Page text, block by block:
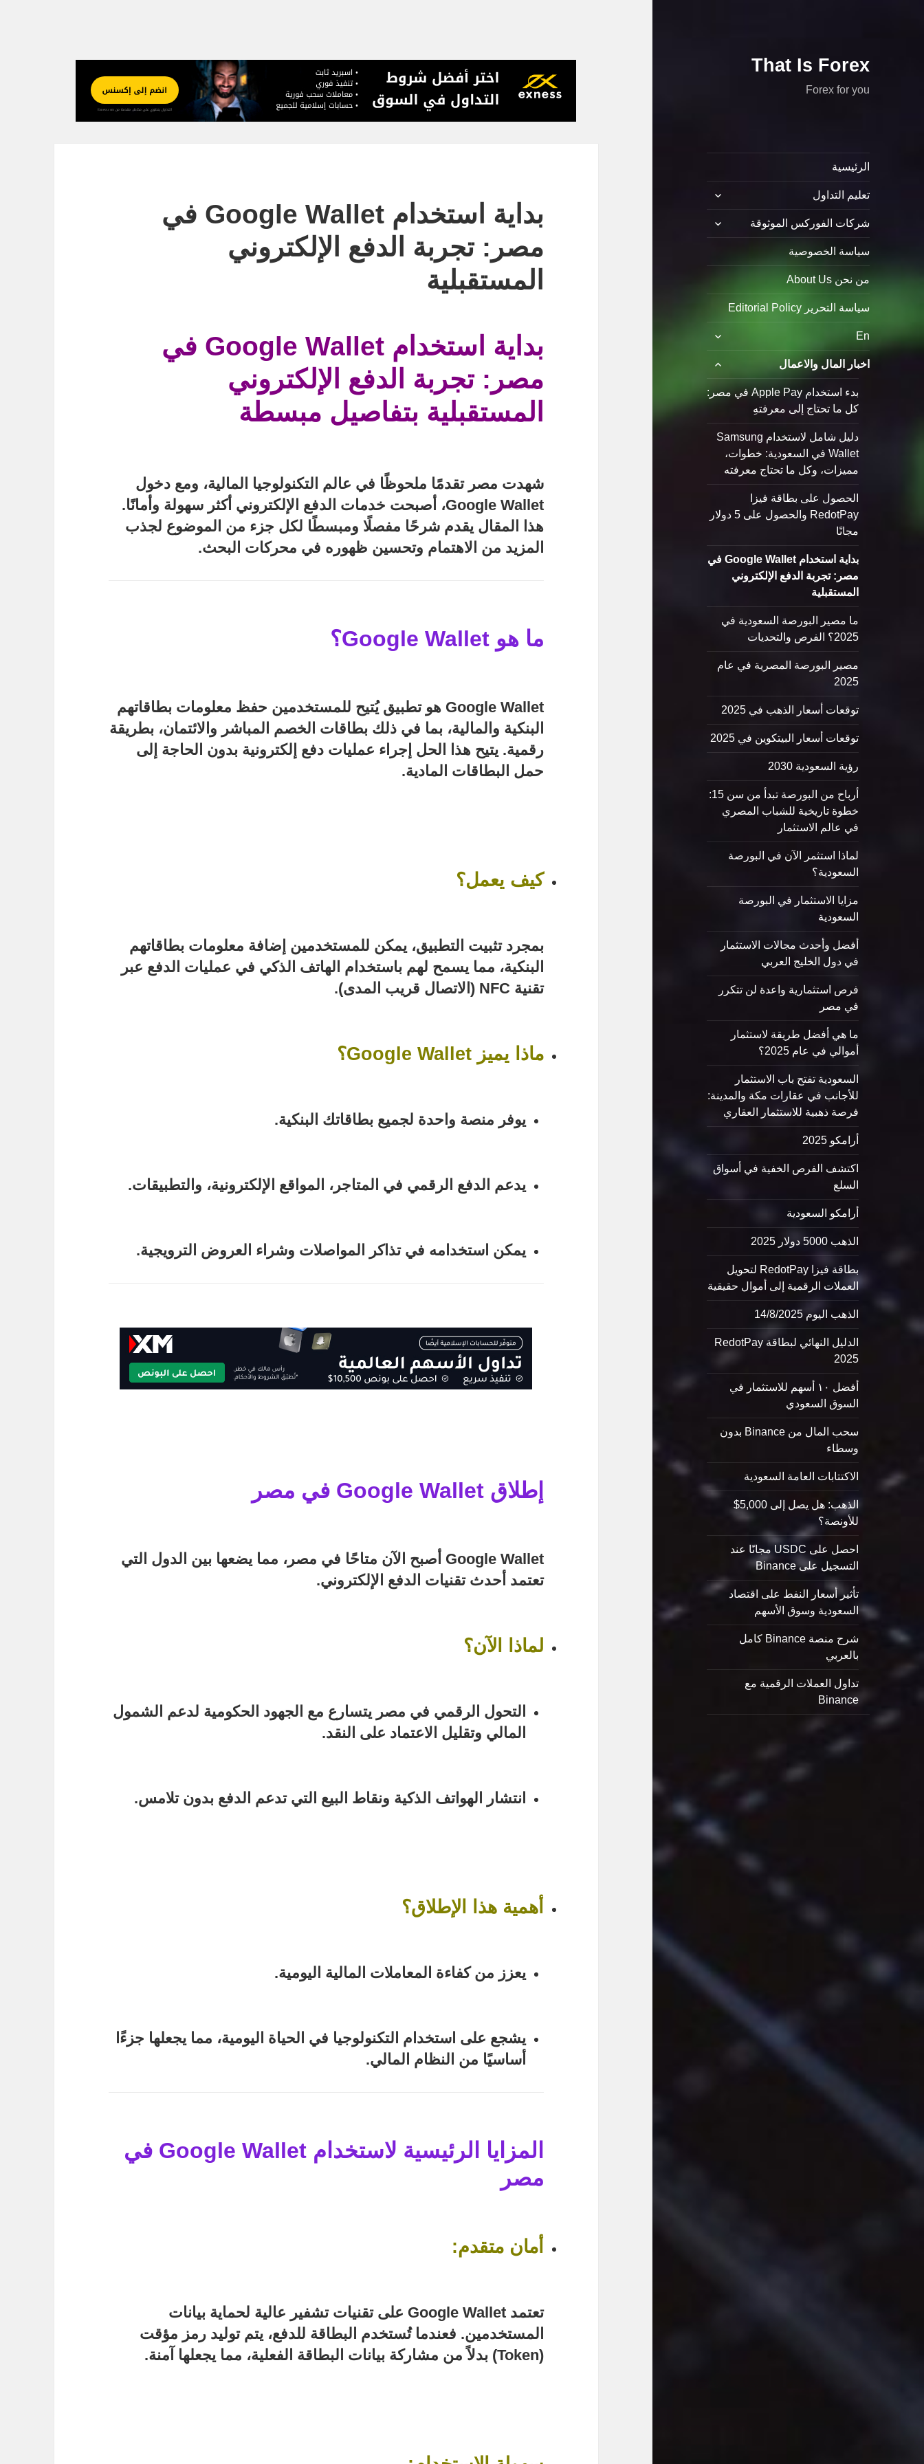
That Is Forex
Forex for you
الرئيسية
تعليم التداول
شركات الفوركس الموثوقة
سياسة الخصوصية
من نحن About Us
سياسة التحرير Editorial Policy
En
اخبار المال والاعمال
بدء استخدام Apple Pay في مصر:
كل ما تحتاج إلى معرفتهِ
دليل شامل لاستخدام Samsung
Wallet في السعودية: خطوات،
مميزات، وكل ما تحتاج معرفته
الحصول على بطاقة فيزا
RedotPay والحصول على 5 دولار
مجانًا
بداية استخدام Google Wallet في
مصر: تجربة الدفع الإلكتروني
المستقبلية
ما مصير البورصة السعودية في
2025؟ الفرص والتحديات
مصير البورصة المصرية في عام
2025
توقعات أسعار الذهب في 2025
توقعات أسعار البيتكوين في 2025
رؤية السعودية 2030
أرباح من البورصة تبدأ من سن 15:
خطوة تاريخية للشباب المصري
في عالم الاستثمار
لماذا استثمر الآن في البورصة
السعودية؟
مزايا الاستثمار في البورصة
السعودية
أفضل وأحدث مجالات الاستثمار
في دول الخليج العربي
فرص استثمارية واعدة لن تتكرر
في مصر
ما هي أفضل طريقة لاستثمار
أموالي في عام 2025؟
السعودية تفتح باب الاستثمار
للأجانب في عقارات مكة والمدينة:
فرصة ذهبية للاستثمار العقاري
أرامكو 2025
اكتشف الفرص الخفية في أسواق
السلع
أرامكو السعودية
الذهب 5000 دولار 2025
بطاقة فيزا RedotPay لتحويل
العملات الرقمية إلى أموال حقيقية
الذهب اليوم 14/8/2025
الدليل النهائي لبطاقة RedotPay
2025
أفضل ١٠ أسهم للاستثمار في
السوق السعودي
سحب المال من Binance بدون
وسطاء
الاكتتابات العامة السعودية
الذهب: هل يصل إلى 5,000$
للأونصة؟
احصل على USDC مجانًا عند
التسجيل على Binance
تأثير أسعار النفط على اقتصاد
السعودية وسوق الأسهم
شرح منصة Binance كامل
بالعربي
تداول العملات الرقمية مع
Binance
بداية استخدام Google Wallet في
مصر: تجربة الدفع الإلكتروني
المستقبلية
بداية استخدام Google Wallet في
مصر: تجربة الدفع الإلكتروني
المستقبلية بتفاصيل مبسطة
شهدت مصر تقدمًا ملحوظًا في عالم التكنولوجيا المالية، ومع دخول
Google Wallet، أصبحت خدمات الدفع الإلكتروني أكثر سهولة وأمانًا.
هذا المقال يقدم شرحًا مفصلًا ومبسطًا لكل جزء من الموضوع لجذب
المزيد من الاهتمام وتحسين ظهوره في محركات البحث.
ما هو Google Wallet؟
Google Wallet هو تطبيق يُتيح للمستخدمين حفظ معلومات بطاقاتهم
البنكية والمالية، بما في ذلك بطاقات الخصم المباشر والائتمان، بطريقة
رقمية. يتيح هذا الحل إجراء عمليات دفع إلكترونية بدون الحاجة إلى
حمل البطاقات المادية.
كيف يعمل؟
بمجرد تثبيت التطبيق، يمكن للمستخدمين إضافة معلومات بطاقاتهم
البنكية، مما يسمح لهم باستخدام الهاتف الذكي في عمليات الدفع عبر
تقنية NFC (الاتصال قريب المدى).
ماذا يميز Google Wallet؟
يوفر منصة واحدة لجميع بطاقاتك البنكية.
يدعم الدفع الرقمي في المتاجر، المواقع الإلكترونية، والتطبيقات.
يمكن استخدامه في تذاكر المواصلات وشراء العروض الترويجية.
إطلاق Google Wallet في مصر
Google Wallet أصبح الآن متاحًا في مصر، مما يضعها بين الدول التي
تعتمد أحدث تقنيات الدفع الإلكتروني.
لماذا الآن؟
التحول الرقمي في مصر يتسارع مع الجهود الحكومية لدعم الشمول
المالي وتقليل الاعتماد على النقد.
انتشار الهواتف الذكية ونقاط البيع التي تدعم الدفع بدون تلامس.
أهمية هذا الإطلاق؟
يعزز من كفاءة المعاملات المالية اليومية.
يشجع على استخدام التكنولوجيا في الحياة اليومية، مما يجعلها جزءًا
أساسيًا من النظام المالي.
المزايا الرئيسية لاستخدام Google Wallet في
مصر
أمان متقدم:
تعتمد Google Wallet على تقنيات تشفير عالية لحماية بيانات
المستخدمين. فعندما تُستخدم البطاقة للدفع، يتم توليد رمز مؤقت
(Token) بدلاً من مشاركة بيانات البطاقة الفعلية، مما يجعلها آمنة.